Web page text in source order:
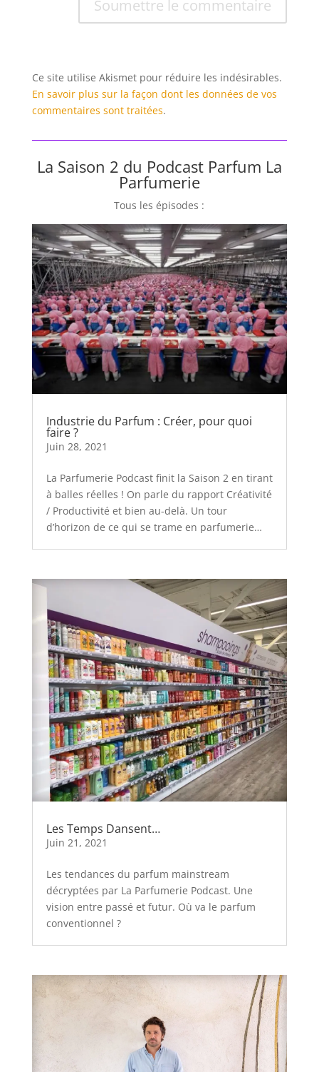
Soumettre le commentaire
Ce site utilise Akismet pour réduire les indésirables.
En savoir plus sur la façon dont les données de vos
commentaires sont traitées.
La Saison 2 du Podcast Parfum La
Parfumerie
Tous les épisodes :
Industrie du Parfum : Créer, pour quoi
faire ?
Juin 28, 2021
La Parfumerie Podcast finit la Saison 2 en tirant
à balles réelles ! On parle du rapport Créativité
/ Productivité et bien au-delà. Un tour
d’horizon de ce qui se trame en parfumerie…
Les Temps Dansent…
Juin 21, 2021
Les tendances du parfum mainstream
décryptées par La Parfumerie Podcast. Une
vision entre passé et futur. Où va le parfum
conventionnel ?